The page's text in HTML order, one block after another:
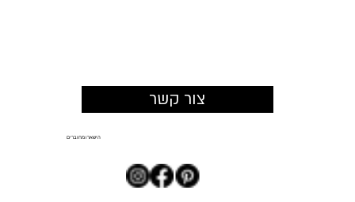
צור קשר
הישארו מחוברים